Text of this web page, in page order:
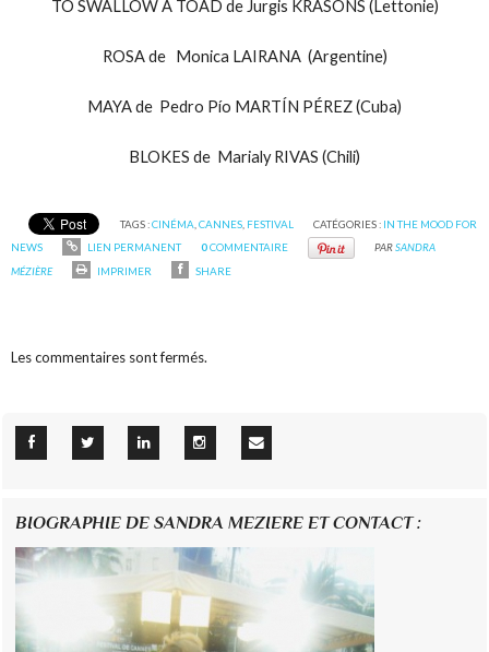
TO SWALLOW A TOAD de Jurgis KRASONS (Lettonie)
ROSA de Monica LAIRANA (Argentine)
MAYA de Pedro Pío MARTÍN PÉREZ (Cuba)
BLOKES de Marialy RIVAS (Chili)
TAGS :CINÉMA CANNES, FESTIVAL CATÉGORIES : IN THE MOOD FOR
NEWS
LIEN PERMANENT 0COMMENTAIRE PAR SANDRA
MÉZIÈRE
IMPRIMER SHARE
Les commentaires sont fermés.
BIOGRAPHIE DE SANDRA MEZIERE ET CONTACT :